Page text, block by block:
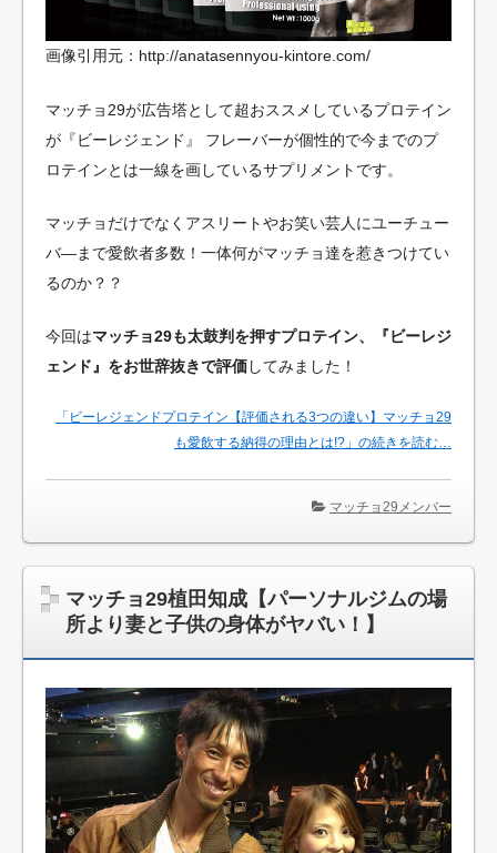
画像引用元：http://anatasennyou-kintore.com/
マッチョ29が広告塔として超おススメしているプロテイン
が『ビーレジェンド』
フレーバーが個性的で今までのプ
ロテインとは一線を画しているサプリメントです。
マッチョだけでなくアスリートやお笑い芸人にユーチュー
バ―まで愛飲者多数！一体何がマッチョ達を惹きつけてい
るのか？？
今回はマッチョ29も太鼓判を押すプロテイン、『ビーレジ
ェンド』をお世辞抜きで評価してみました！
「ビーレジェンドプロテイン【評価される3つの違い】マッチョ29
も愛飲する納得の理由とは!?」の続きを読む…
マッチョ29メンバー
マッチョ29植田知成【パーソナルジムの場
所より妻と子供の身体がヤバい！】